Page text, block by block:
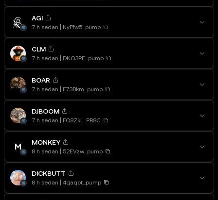
AGI
7 h sedan NyFfw5...pump
CLM
7 h sedan DKQ3PE...pump
BOAR
7 h sedan F73Bkm...pump
DJBOOM
7 h sedan FQ8ZkL...PR8C
MONKEY
8 h sedan 52EVzw...pump
DICKBUTT
8 h sedan 4qaqpt...pump